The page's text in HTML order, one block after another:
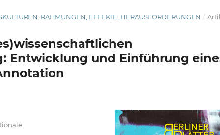
RAHMUNGEN, EFFEKTE, HERAUSFORDERUNGEN /
Entwicklung und Einführung